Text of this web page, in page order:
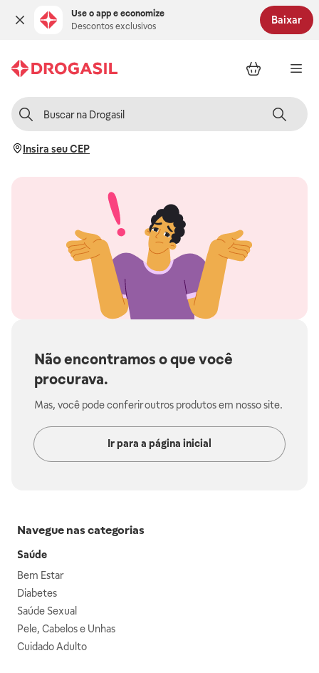
Use o app e economize
Descontos exclusivos
Baixar
Insira seu CEP
Não encontramos o que você
procurava.
Mas, você pode conferir outros produtos em nosso site.
Ir para a página inicial
Navegue nas categorias
Saúde
Bem Estar
Diabetes
Saúde Sexual
Pele, Cabelos e Unhas
Cuidado Adulto